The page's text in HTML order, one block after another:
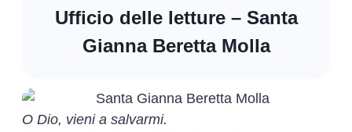
Ufficio delle letture – Santa
Gianna Beretta Molla
O Dio, vieni a salvarmi.